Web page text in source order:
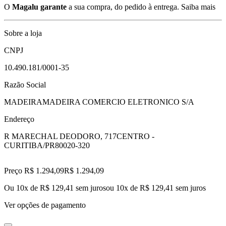
O Magalu garante a sua compra, do pedido à entrega. Saiba mais
Sobre a loja
CNPJ
10.490.181/0001-35
Razão Social
MADEIRAMADEIRA COMERCIO ELETRONICO S/A
Endereço
R MARECHAL DEODORO, 717CENTRO -
CURITIBA/PR80020-320
Preço R$ 1.294,09R$ 1.294,09
Ou 10x de R$ 129,41 sem jurosou 10x de R$ 129,41 sem juros
Ver opções de pagamento